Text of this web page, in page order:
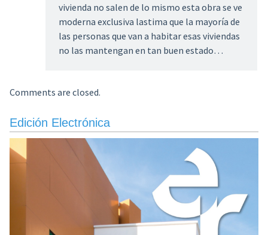
vivienda no salen de lo mismo esta obra se ve
moderna exclusiva lastima que la mayoría de
las personas que van a habitar esas viviendas
no las mantengan en tan buen estado…
Comments are closed.
Edición Electrónica